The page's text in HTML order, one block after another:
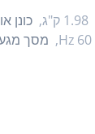
1.98 ק"ג, כונן
60 Hz, מסך